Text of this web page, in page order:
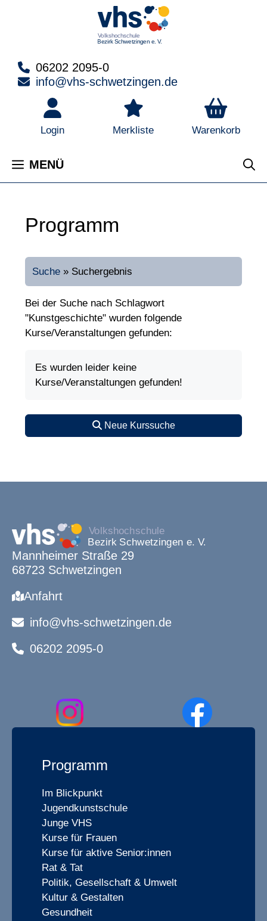
06202 2095-0
info@vhs-schwetzingen.de
Login Merkliste Warenkorb
MENÜ
Programm
Suche » Suchergebnis
Bei der Suche nach Schlagwort
"Kunstgeschichte" wurden folgende
Kurse/Veranstaltungen gefunden:
Es wurden leider keine
Kurse/Veranstaltungen gefunden!
Neue Kurssuche
Mannheimer Straße 29
68723 Schwetzingen
Anfahrt
info@vhs-schwetzingen.de
06202 2095-0
Programm
Im Blickpunkt
Jugendkunstschule
Junge VHS
Kurse für Frauen
Kurse für aktive Senior:innen
Rat & Tat
Politik, Gesellschaft & Umwelt
Kultur & Gestalten
Gesundheit